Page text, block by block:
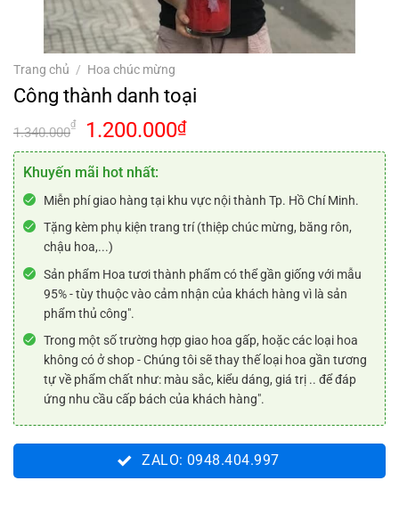
Trang chủ / Hoa chúc mừng
Công thành danh toại
1.340.000
₫
Giá
gốc
là:
1.340.000₫.
1.200.000₫Giá
hiện
là:
1.200.000₫.
Khuyến mãi hot nhất:
Miễn phí giao hàng tại khu vực nội thành Tp. Hồ Chí Minh.
Tặng kèm phụ kiện trang trí (thiệp chúc mừng, băng rôn,
chậu hoa,...)
Sản phẩm Hoa tươi thành phẩm có thể gần giống với mẫu
95% - tùy thuộc vào cảm nhận của khách hàng vì là sản
phẩm thủ công".
Trong một số trường hợp giao hoa gấp, hoặc các loại hoa
không có ở shop - Chúng tôi sẽ thay thế loại hoa gần tương
tự về phẩm chất như: màu sắc, kiểu dáng, giá trị .. để đáp
ứng nhu cầu cấp bách của khách hàng".
ZALO: 0948.404.997